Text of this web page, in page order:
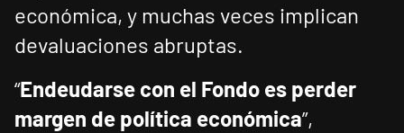
económica, y muchas veces implican
devaluaciones abruptas.
“Endeudarse con el Fondo es perder
margen de política económica”,